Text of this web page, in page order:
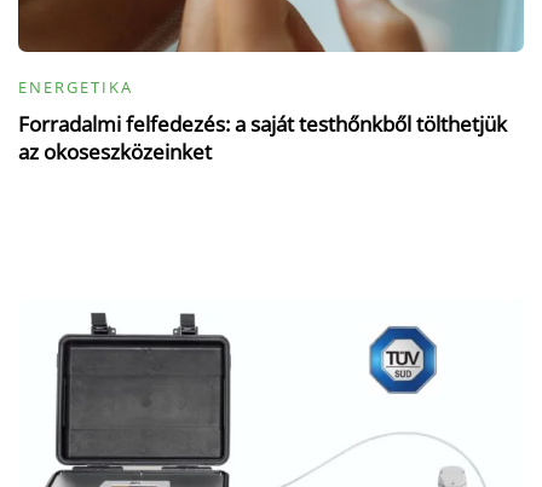
ENERGETIKA
Forradalmi felfedezés: a saját testhőnkből tölthetjük
az okoseszközeinket